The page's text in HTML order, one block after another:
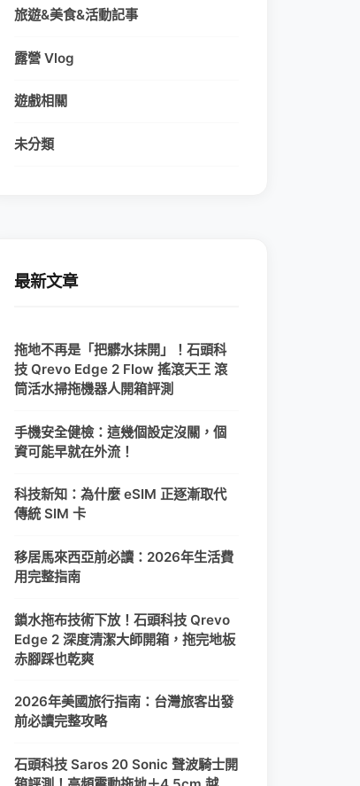
旅遊&美食&活動記事
露營 Vlog
遊戲相關
未分類
最新文章
拖地不再是「把髒水抹開」！石頭科
技 Qrevo Edge 2 Flow 搖滾天王 滾
筒活水掃拖機器人開箱評測
手機安全健檢：這幾個設定沒關，個
資可能早就在外流！
科技新知：為什麼 eSIM 正逐漸取代
傳統 SIM 卡
移居馬來西亞前必讀：2026年生活費
用完整指南
鎖水拖布技術下放！石頭科技 Qrevo
Edge 2 深度清潔大師開箱，拖完地板
赤腳踩也乾爽
2026年美國旅行指南：台灣旅客出發
前必讀完整攻略
石頭科技 Saros 20 Sonic 聲波騎士開